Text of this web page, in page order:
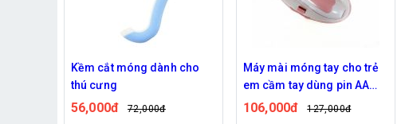
Kềm cắt móng dành cho
thú cưng
56,000đ 72,000đ
Máy mài móng tay cho trẻ
em cầm tay dùng pin AA
tiện lợi
106,000đ 127,000đ